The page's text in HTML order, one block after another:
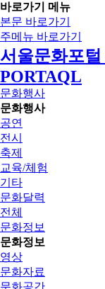
바로가기 메뉴
본문 바로가기
주메뉴 바로가기
서울문화포
PORTAQL
문화행사
문화행사
공연
전시
축제
교육/체험
기타
문화달력
전체
문화정보
문화정보
영상
문화자료
문화공간